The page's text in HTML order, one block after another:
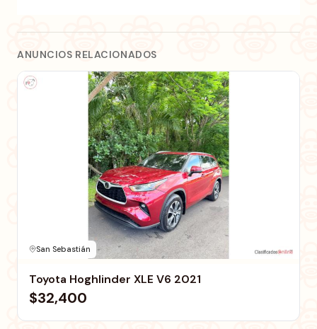
ANUNCIOS RELACIONADOS
San Sebastián
Toyota Hoghlinder XLE V6 2021
$32,400